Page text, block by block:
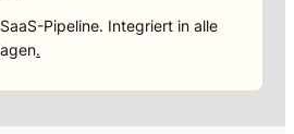
Pipeline. Integriert in alle
.